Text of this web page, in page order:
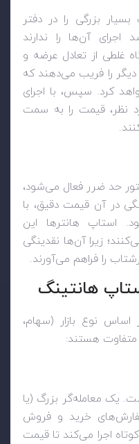
بزرگی را در دفتر
آن‌ها را ندارند
غلطی از تعادل عرضه و
دیگر را فریب می‌دهند که
کرد. سپس، با اجرای
قیمت را به سمت
حد ضرر فعال می‌شود،
در آن قیمت دقیق، با
استاپ هانترها این
زیرا آن‌ها نقدینگی
را فراهم می‌آورند.
هانتینگ
اساس نوع بازار (سهام،
متفاوت هستند:
یک معامله‌گر بزرگ (یا
خرید و فروش
اجرا می‌کند تا قیمت